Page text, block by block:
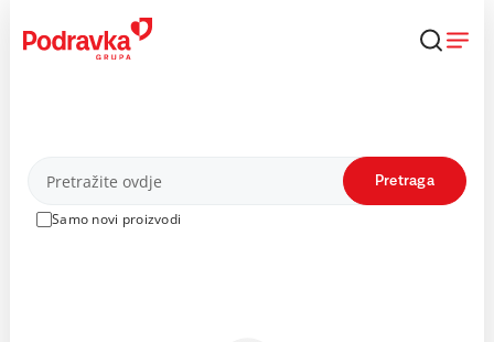
content
Proizvodi
Samo novi proizvodi
Pretraga